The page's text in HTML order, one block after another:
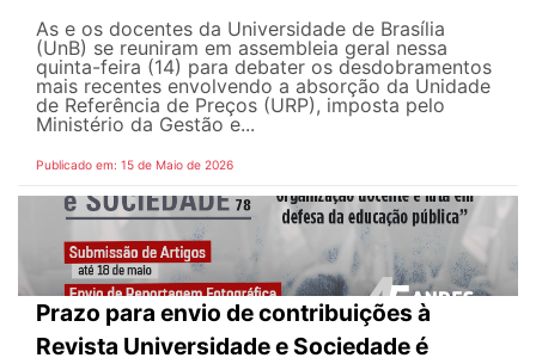
As e os docentes da Universidade de Brasília
(UnB) se reuniram em assembleia geral nessa
quinta-feira (14) para debater os desdobramentos
mais recentes envolvendo a absorção da Unidade
de Referência de Preços (URP), imposta pelo
Ministério da Gestão e...
Publicado em: 15 de Maio de 2026
Prazo para envio de contribuições à
Revista Universidade e Sociedade é